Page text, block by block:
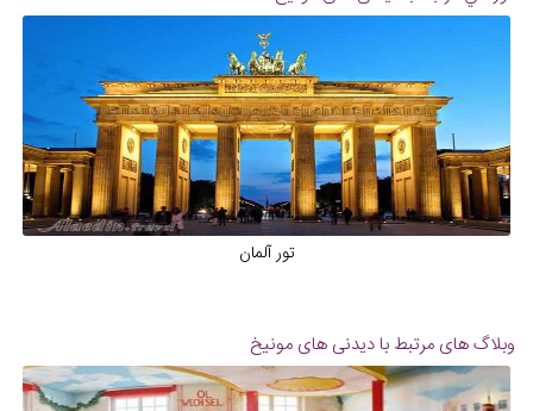
تور آلمان
وبلاگ های مرتبط با دیدنی های مونیخ